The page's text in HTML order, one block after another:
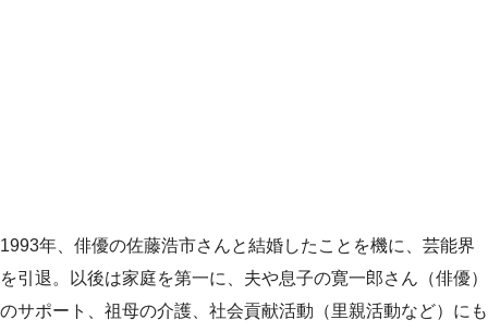
1993年、俳優の佐藤浩市さんと結婚したことを機に、芸能界
を引退。以後は家庭を第一に、夫や息子の寛一郎さん（俳優）
のサポート、祖母の介護、社会貢献活動（里親活動など）にも